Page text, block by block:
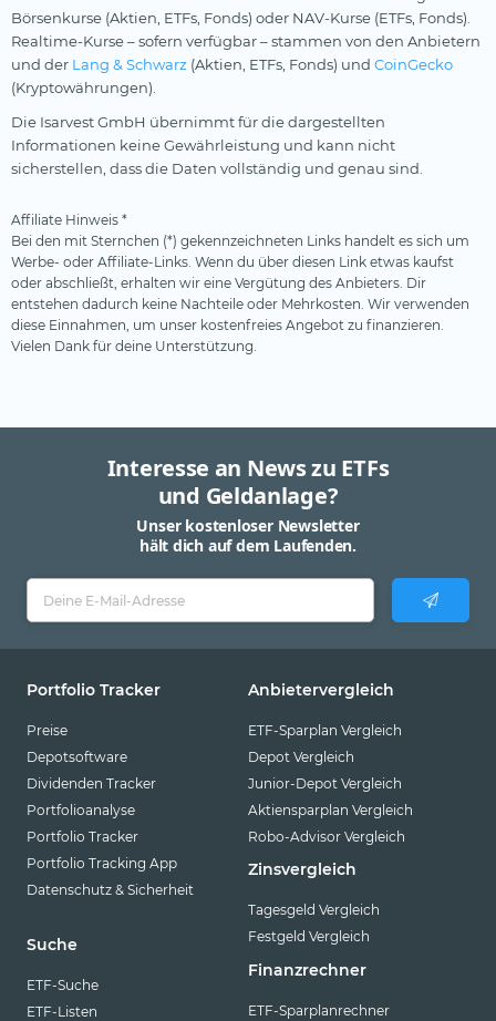
Börsenkurse (Aktien, ETFs, Fonds) oder NAV-Kurse (ETFs, Fonds).
Realtime-Kurse – sofern verfügbar – stammen von den Anbietern
und der Lang & Schwarz (Aktien, ETFs, Fonds) und CoinGecko
(Kryptowährungen).
Die Isarvest GmbH übernimmt für die dargestellten
Informationen keine Gewährleistung und kann nicht
sicherstellen, dass die Daten vollständig und genau sind.
Affiliate Hinweis *
Bei den mit Sternchen (*) gekennzeichneten Links handelt es sich um
Werbe- oder Affiliate-Links. Wenn du über diesen Link etwas kaufst
oder abschließt, erhalten wir eine Vergütung des Anbieters. Dir
entstehen dadurch keine Nachteile oder Mehrkosten. Wir verwenden
diese Einnahmen, um unser kostenfreies Angebot zu finanzieren.
Vielen Dank für deine Unterstützung.
Interesse an News zu ETFs
und Geldanlage?
Unser kostenloser Newsletter
hält dich auf dem Laufenden.
Portfolio Tracker
Preise
Depotsoftware
Dividenden Tracker
Portfolioanalyse
Portfolio Tracker
Portfolio Tracking App
Datenschutz & Sicherheit
Suche
ETF-Suche
ETF-Listen
Anbietervergleich
ETF-Sparplan Vergleich
Depot Vergleich
Junior-Depot Vergleich
Aktiensparplan Vergleich
Robo-Advisor Vergleich
Zinsvergleich
Tagesgeld Vergleich
Festgeld Vergleich
Finanzrechner
ETF-Sparplanrechner